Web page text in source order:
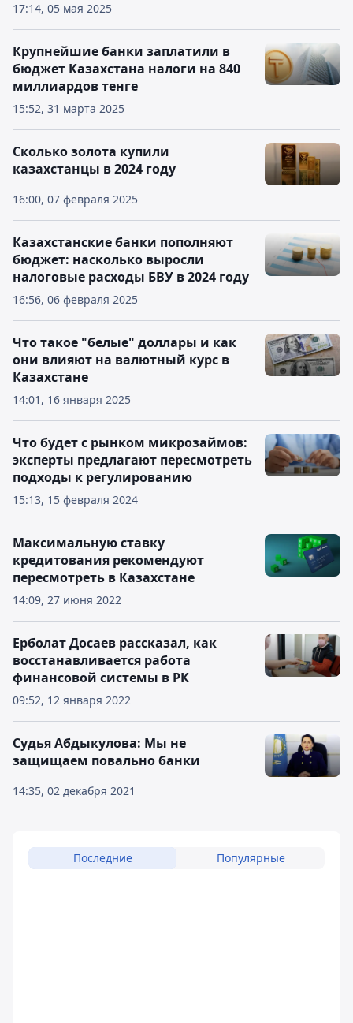
17:14, 05 мая 2025
15:52, 31 марта 2025
Крупнейшие банки заплатили в
бюджет Казахстана налоги на 840
миллиардов тенге
16:00, 07 февраля 2025
Сколько золота купили
казахстанцы в 2024 году
16:56, 06 февраля 2025
Казахстанские банки пополняют
бюджет: насколько выросли
налоговые расходы БВУ в 2024 году
14:01, 16 января 2025
Что такое "белые" доллары и как
они влияют на валютный курс в
Казахстане
15:13, 15 февраля 2024
Что будет с рынком микрозаймов:
эксперты предлагают пересмотреть
подходы к регулированию
14:09, 27 июня 2022
Максимальную ставку
кредитования рекомендуют
пересмотреть в Казахстане
09:52, 12 января 2022
Ерболат Досаев рассказал, как
восстанавливается работа
финансовой системы в РК
14:35, 02 декабря 2021
Судья Абдыкулова: Мы не
защищаем повально банки
Последние Популярные